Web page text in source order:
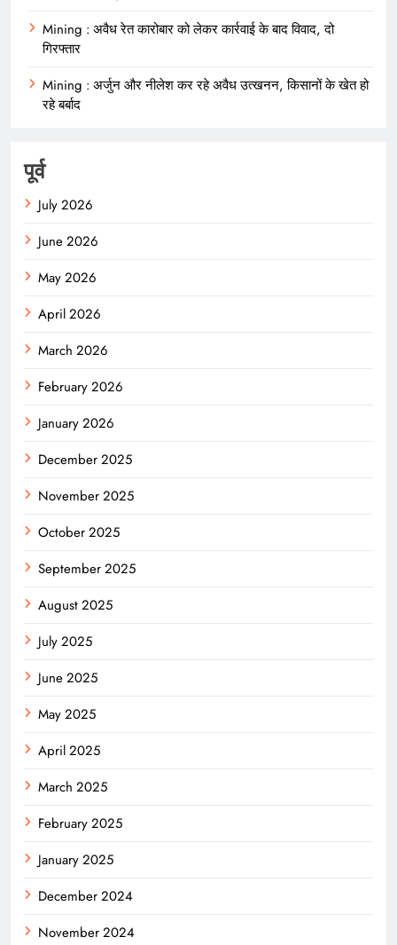
Mining : अवैध रेत कारोबार को लेकर कार्रवाई के बाद विवाद, दो
गिरफ्तार
Mining : अर्जुन और नीलेश कर रहे अवैध उत्खनन, किसानों के खेत हो
रहे बर्बाद
पूर्व
July 2026
June 2026
May 2026
April 2026
March 2026
February 2026
January 2026
December 2025
November 2025
October 2025
September 2025
August 2025
July 2025
June 2025
May 2025
April 2025
March 2025
February 2025
January 2025
December 2024
November 2024